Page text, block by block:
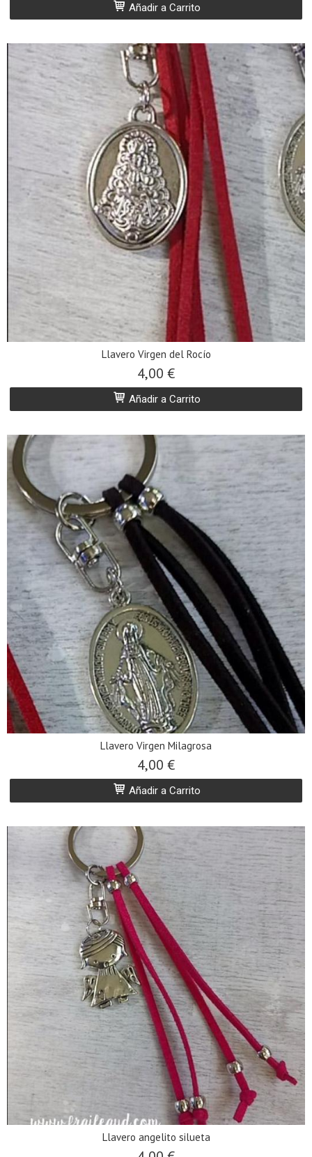
Añadir a Carrito
Llavero Virgen del Rocío
4,00 €
Añadir a Carrito
Llavero Virgen Milagrosa
4,00 €
Añadir a Carrito
Llavero angelito silueta